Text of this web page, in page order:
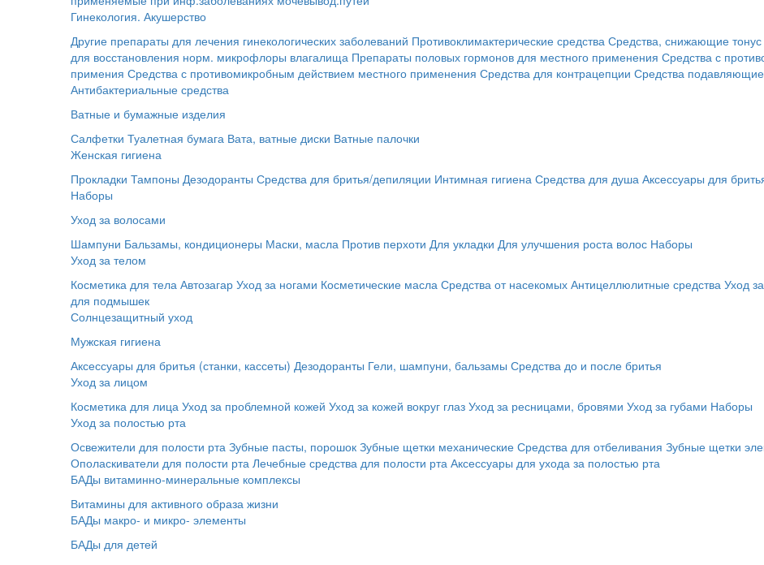
Гинекология. Акушерство
Другие препараты для лечения гинекологических заболеваний Противоклимактерические средства Средства, снижающие тонус
для восстановления норм. микрофлоры влагалища Препараты половых гормонов для местного применения Средства с
примения Средства с противомикробным действием местного применения Средства для контрацепции Средства
Антибактериальные средства
Ватные и бумажные изделия
Салфетки Туалетная бумага Вата, ватные диски Ватные палочки
Женская гигиена
Прокладки Тампоны Дезодоранты Средства для бритья/депиляции Интимная гигиена Средства для душа Аксессуары для
Наборы
Уход за волосами
Шампуни Бальзамы, кондиционеры Маски, масла Против перхоти Для укладки Для улучшения роста волос Наборы
Уход за телом
Косметика для тела Автозагар Уход за ногами Косметические масла Средства от насекомых Антицеллюлитные средства Уход
для подмышек
Солнцезащитный уход
Мужская гигиена
Аксессуары для бритья (станки, кассеты) Дезодоранты Гели, шампуни, бальзамы Средства до и после бритья
Уход за лицом
Косметика для лица Уход за проблемной кожей Уход за кожей вокруг глаз Уход за ресницами, бровями Уход за губами Наборы
Уход за полостью рта
Освежители для полости рта Зубные пасты, порошок Зубные щетки механические Средства для отбеливания Зубные щетки
Ополаскиватели для полости рта Лечебные средства для полости рта Аксессуары для ухода за полостью рта
БАДы витаминно-минеральные комплексы
Витамины для активного образа жизни
БАДы макро- и микро- элементы
БАДы для детей